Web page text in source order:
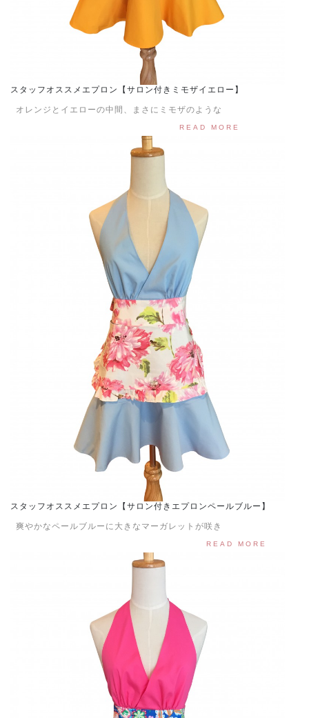
スタッフオススメエプロン【サロン付きミモザイエロー】
オレンジとイエローの中間、まさにミモザのような
READ MORE
スタッフオススメエプロン【サロン付きエプロンペールブルー】
爽やかなペールブルーに大きなマーガレットが咲き
READ MORE